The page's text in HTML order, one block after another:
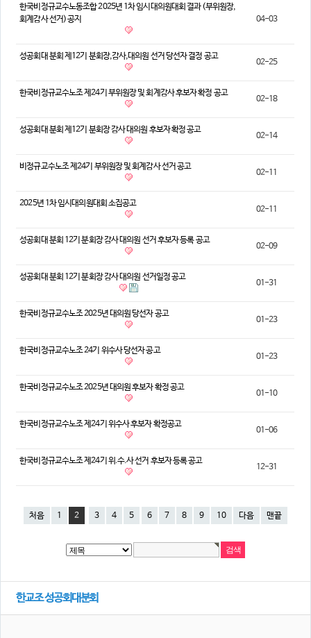
칼럼/기고 토론회자료
한국비정규교수노동조합 2025년 1차 임시대의원대회 결과 (부위원장,
회계감사 선거) 공지
04-03
성공회대 분회 제12기 분회장,감사,대의원 선거 당선자 결정 공고
02-25
한국비정규교수노조 제24기 부위원장 및 회계감사 후보자 확정 공고
02-18
성공회대 분회 제12기 분회장 감사 대의원 후보자 확정 공고
02-14
비정규교수노조 제24기 부위원장 및 회계감사 선거 공고
02-11
2025년 1차 임시대의원대회 소집공고
02-11
성공회대 분회 12기 분회장 감사 대의원 선거 후보자 등록 공고
02-09
성공회대 분회 12기 분회장 감사 대의원 선거일정 공고
01-31
한국비정규교수노조 2025년 대의원 당선자 공고
01-23
한국비정규교수노조 24기 위수사 당선자 공고
01-23
한국비정규교수노조 2025년 대의원 후보자 확정 공고
01-10
한국비정규교수노조 제24기 위수사 후보자 확정공고
01-06
한국비정규교수노조 제24기 위.수.사 선거 후보자 등록 공고
12-31
처음 1 2 3 4 5 6 7 8 9 10 다음 맨끝
한교조 성공회대분회